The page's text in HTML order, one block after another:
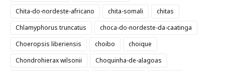
Chita-do-nordeste-africano
chita-somali
chitas
Chlamyphorus truncatus
choca-do-nordeste-da-caatinga
Choeropsis liberiensis
choibo
choique
Chondrohierax wilsonii
Choquinha-de-alagoas